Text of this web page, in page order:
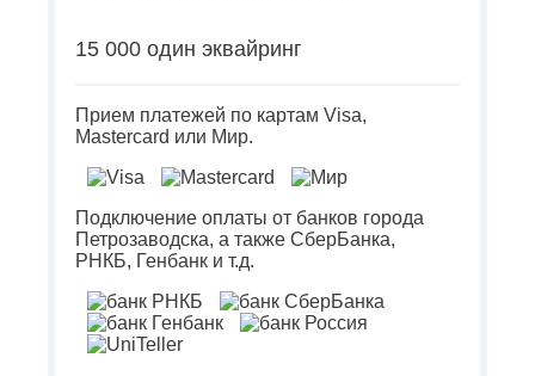
15 000 один эквайринг
Прием платежей по картам Visa,
Mastercard или Мир.
Подключение оплаты от банков города
Петрозаводска, а также СберБанка,
РНКБ, Генбанк и т.д.